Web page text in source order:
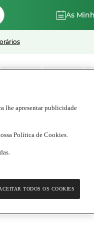
As
lhe apresentar publicidade
Política de Cookies.
TODOS OS COOKIES